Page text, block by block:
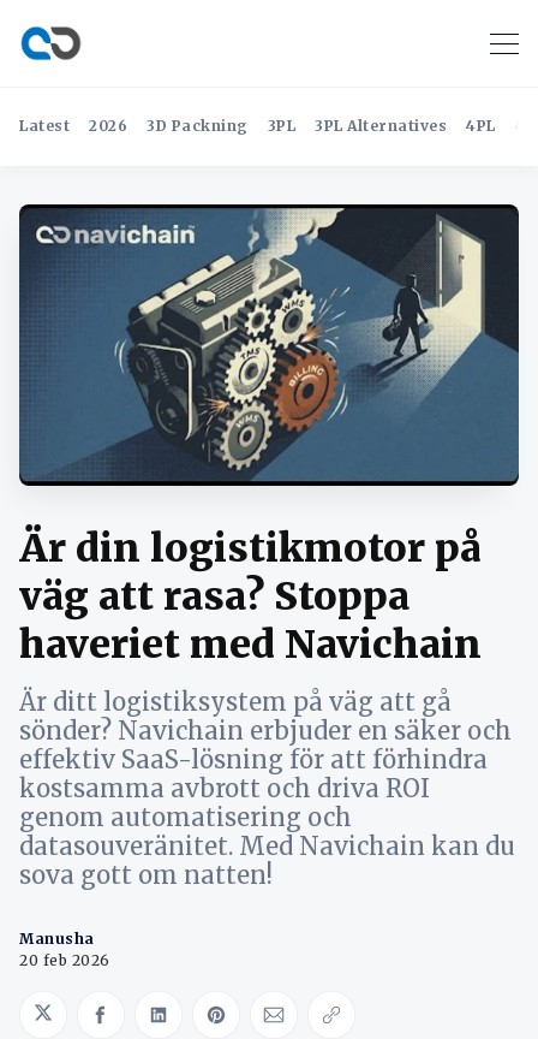
Latest 2026 3D Packning 3PL 3PL Alternatives 4PL
Är din logistikmotor på
väg att rasa? Stoppa
haveriet med Navichain
Är ditt logistiksystem på väg att gå
sönder? Navichain erbjuder en säker och
effektiv SaaS-lösning för att förhindra
kostsamma avbrott och driva ROI
genom automatisering och
datasouveränitet. Med Navichain kan du
sova gott om natten!
Manusha
20 feb 2026
Share on Twitter
Share on Facebook
Share on LinkedIn
Share on Pinterest
Share via Email
Copy link